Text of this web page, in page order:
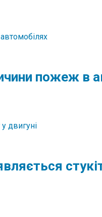
пожеж в